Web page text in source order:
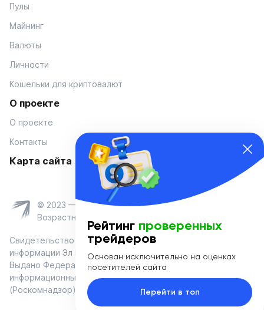
Пулы
Майнинг
Валюты
Личности
Кошельки для криптовалют
О проекте
О проекте
Контакты
Карта сайта
© 2023 — Coinmania
Возрастное ограничение 16+
Свидетельство о регистрации средства массовой
информации Эл № ФС 77-74908 от «25» января 2019 г.
Выдано Федеральной службой по надзору в сфере связи,
информационных технологий и массовых коммуникаций
(Роскомнадзор)
Рейтинг проверенных
трейдеров
Основан исключительно на оценках
посетителей сайта
Перейти в топ